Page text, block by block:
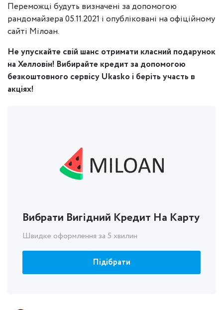
Переможці будуть визначені за допомогою
рандомайзера 05.11.2021 і опубліковані на офіційному
сайті Мілоан.
Не упускайте свій шанс отримати класний подарунок
на Хелловін! Вибирайте кредит за допомогою
безкоштовного сервісу Ukasko і беріть участь в
акціях!
Вибрати Вигідний Кредит На Карту
Швидке оформлення за 5 хвилин
Підібрати